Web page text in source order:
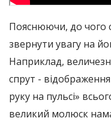
Пояснюючи, до чого
звернути увагу на
Наприклад,
спрут -
руку на пульсі»
великий молюск